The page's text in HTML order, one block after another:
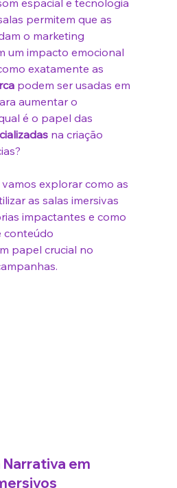
espacial e tecnologia
permitem que as
o marketing
um impacto emocional
exatamente as
podem ser usadas em
aumentar o
é o papel das
na criação
explorar como as
as salas imersivas
impactantes e como
conteúdo
papel crucial no
Narrativa em